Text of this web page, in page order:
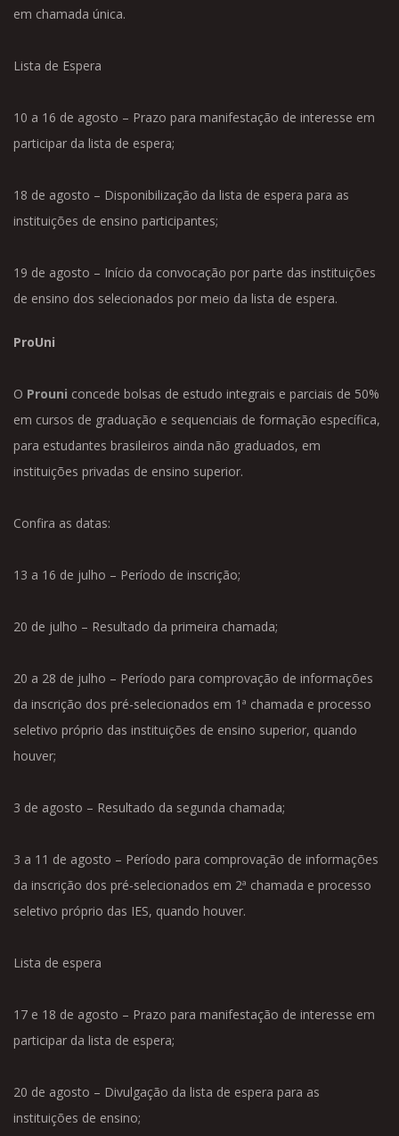
em chamada única.
Lista de Espera
10 a 16 de agosto – Prazo para manifestação de interesse em
participar da lista de espera;
18 de agosto – Disponibilização da lista de espera para as
instituições de ensino participantes;
19 de agosto – Início da convocação por parte das instituições
de ensino dos selecionados por meio da lista de espera.
ProUni
O Prouni concede bolsas de estudo integrais e parciais de 50%
em cursos de graduação e sequenciais de formação específica,
para estudantes brasileiros ainda não graduados, em
instituições privadas de ensino superior.
Confira as datas:
13 a 16 de julho – Período de inscrição;
20 de julho – Resultado da primeira chamada;
20 a 28 de julho – Período para comprovação de informações
da inscrição dos pré-selecionados em 1ª chamada e processo
seletivo próprio das instituições de ensino superior, quando
houver;
3 de agosto – Resultado da segunda chamada;
3 a 11 de agosto – Período para comprovação de informações
da inscrição dos pré-selecionados em 2ª chamada e processo
seletivo próprio das IES, quando houver.
Lista de espera
17 e 18 de agosto – Prazo para manifestação de interesse em
participar da lista de espera;
20 de agosto – Divulgação da lista de espera para as
instituições de ensino;